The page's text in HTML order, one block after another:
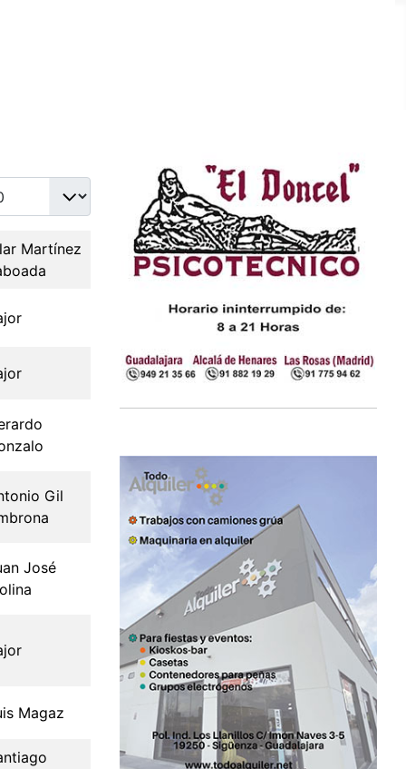
a mostrar
Martínez
Gil
José
Magaz